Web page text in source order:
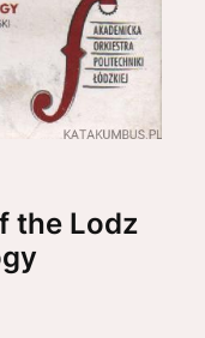
the Lodz